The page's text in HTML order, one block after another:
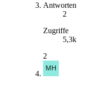
Antworten
2
Zugriffe
5,3k
2